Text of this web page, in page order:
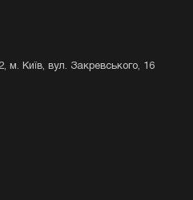
м. Київ, вул. Закревського, 16